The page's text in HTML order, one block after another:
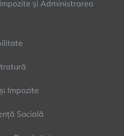
și Administrarea
Impozite
Socială